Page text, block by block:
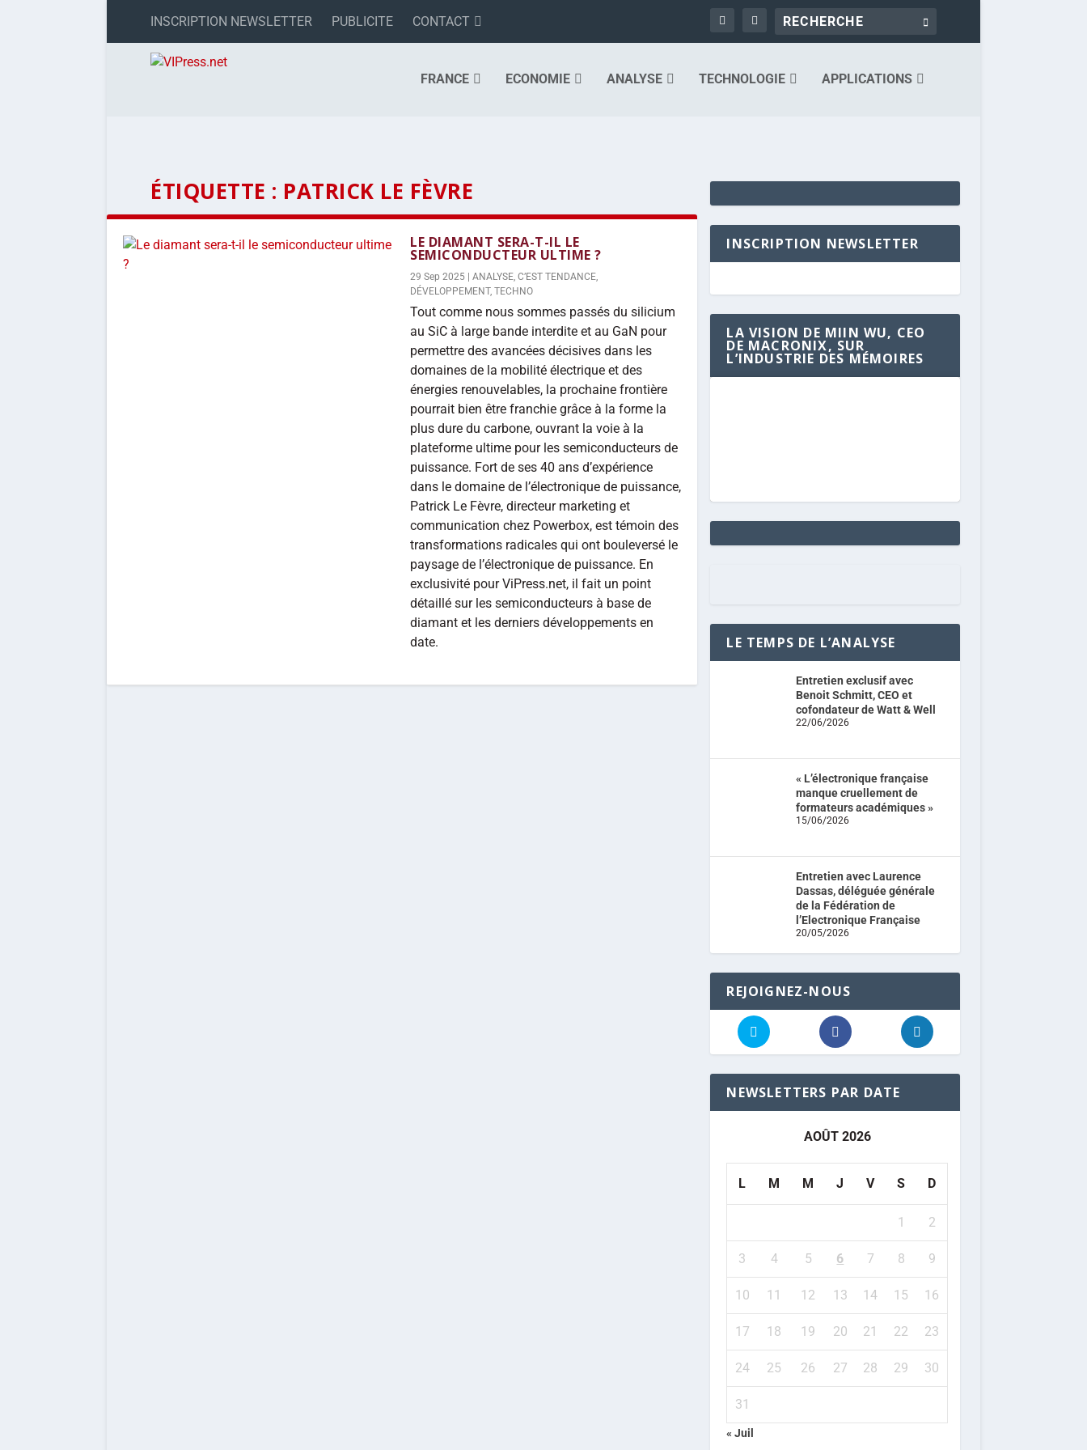
INSCRIPTION NEWSLETTER PUBLICITE CONTACT
FRANCE ECONOMIE ANALYSE TECHNOLOGIE APPLICATIONS
ÉTIQUETTE : PATRICK LE FÈVRE
LE DIAMANT SERA-T-IL LE
SEMICONDUCTEUR ULTIME ?
29 Sep 2025 |ANALYSE,C’EST TENDANCE,
DÉVELOPPEMENT,TECHNO
Tout comme nous sommes passés du silicium
au SiC à large bande interdite et au GaN pour
permettre des avancées décisives dans les
domaines de la mobilité électrique et des
énergies renouvelables, la prochaine frontière
pourrait bien être franchie grâce à la forme la
plus dure du carbone, ouvrant la voie à la
plateforme ultime pour les semiconducteurs de
puissance. Fort de ses 40 ans d’expérience
dans le domaine de l’électronique de puissance,
Patrick Le Fèvre, directeur marketing et
communication chez Powerbox, est témoin des
transformations radicales qui ont bouleversé le
paysage de l’électronique de puissance. En
exclusivité pour ViPress.net, il fait un point
détaillé sur les semiconducteurs à base de
diamant et les derniers développements en
date.
INSCRIPTION NEWSLETTER
LA VISION DE MIIN WU, CEO
DE MACRONIX, SUR
L’INDUSTRIE DES MÉMOIRES
LE TEMPS DE L’ANALYSE
Entretien exclusif avec
Benoit Schmitt, CEO et
cofondateur de Watt & Well
22/06/2026
« L’électronique française
manque cruellement de
formateurs académiques »
15/06/2026
Entretien avec Laurence
Dassas, déléguée générale
de la Fédération de
l’Electronique Française
20/05/2026
REJOIGNEZ-NOUS
NEWSLETTERS PAR DATE
AOÛT 2026
L M M J V S D
1 2
3 4 5 6 7 8 9
10 11 12 13 14 15 16
17 18 19 20 21 22 23
24 25 26 27 28 29 30
31
« Juil